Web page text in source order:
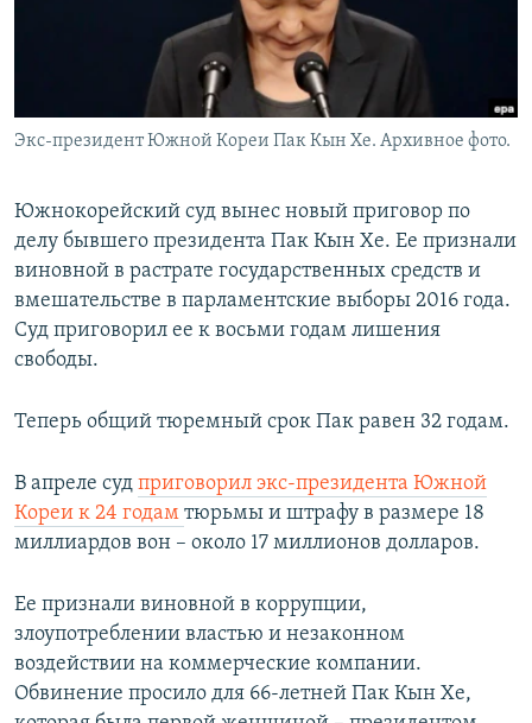
Экс-президент Южной Кореи Пак Кын Хе. Архивное фото.
Южнокорейский суд вынес новый приговор по
делу бывшего президента Пак Кын Хе. Ее признали
виновной в растрате государственных средств и
вмешательстве в парламентские выборы 2016 года.
Суд приговорил ее к восьми годам лишения
свободы.
Теперь общий тюремный срок Пак равен 32 годам.
В апреле суд приговорил экс-президента Южной
Кореи к 24 годам тюрьмы и штрафу в размере 18
миллиардов вон – около 17 миллионов долларов.
Ее признали виновной в коррупции,
злоупотреблении властью и незаконном
воздействии на коммерческие компании.
Обвинение просило для 66-летней Пак Кын Хе,